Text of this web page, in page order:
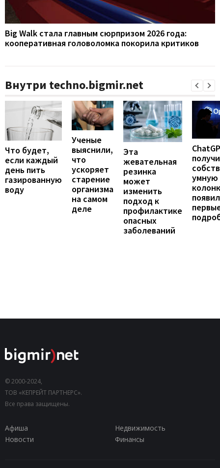
Big Walk стала главным сюрпризом 2026 года:
кооперативная головоломка покорила критиков
Внутри techno.bigmir.net
Что будет,
если каждый
день пить
газированную
воду
Ученые
выяснили,
что
ускоряет
старение
организма
на самом
деле
Эта
жевательная
резинка
может
изменить
подход к
профилактике
опасных
заболеваний
умную
© 2000-2024,
ТОВ «КЕПРЕЙТ ПАРТНЕРС».
Все права защищены.
Афиша
Недвижимость
Новости
Финансы